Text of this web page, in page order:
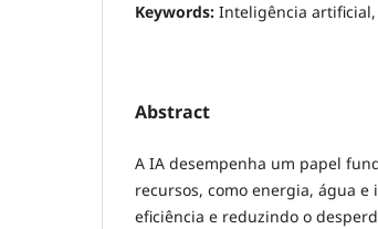
Keywords: Inteligência
Abstract
A IA desempenha um papel
recursos, como energia, água
eficiência e reduzindo o